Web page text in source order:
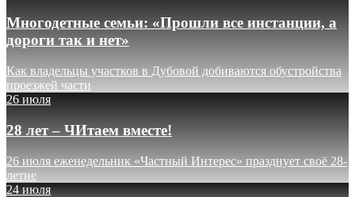
Многодетные семьи: «Прошли все инстанции, а
дороги так и нет»
Как владельцы участков в Дубовой добиваются обустройства
проезжей части
26 июля
28 лет – ЧИтаем вместе!
26 июля еженедельник «Частный Интерес» празднует своё 28-
летие
24 июля